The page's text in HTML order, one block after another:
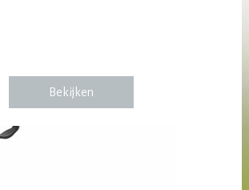
Bekijken